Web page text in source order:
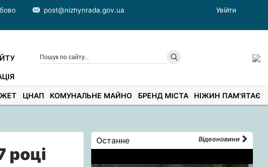
post@nizhynrada.gov.ua
Увійти
ЦНАП КОМУНАЛЬНЕ МАЙНО БРЕНД МІСТА НІЖИН ПАМ'ЯТАЄ
році
Останне Відеоновини